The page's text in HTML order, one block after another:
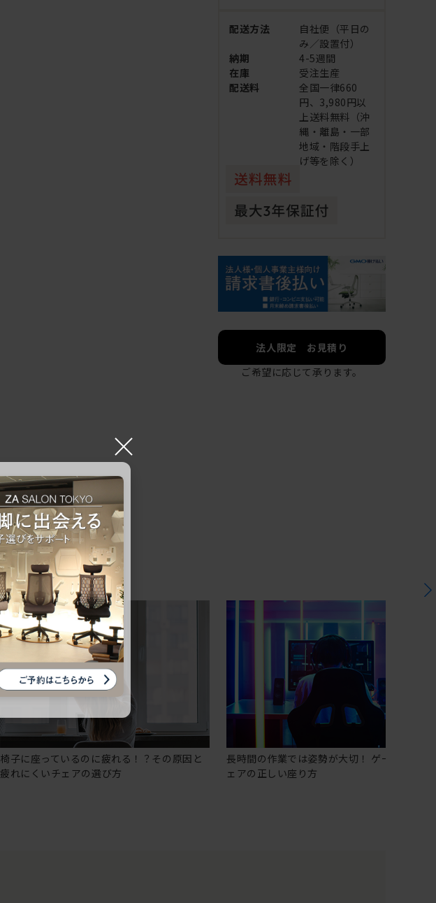
配送方法
自社便（平日の
み／設置付）
納期
4-5週間
在庫
受注生産
配送料
全国一律660
円、3,980円以
上送料無料（沖
縄・離島・一部
地域・階段手上
げ等を除く）
法人限定 お見積り
ご希望に応じて承ります。
椅子に座っているのに疲れる！？その原因と
疲れにくいチェアの選び方
長時間の作業では姿勢が大切！ ゲーミングチ
ェアの正しい座り方
×